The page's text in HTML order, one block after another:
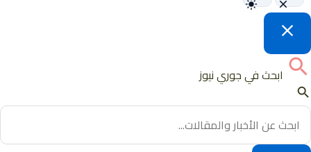
ابحث في جوري نيوز